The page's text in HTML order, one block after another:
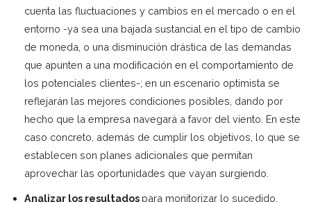
cuenta las fluctuaciones y cambios en el mercado o en el
entorno -ya sea una bajada sustancial en el tipo de cambio
de moneda, o una disminución drástica de las demandas
que apunten a una modificación en el comportamiento de
los potenciales clientes-; en un escenario optimista se
reflejarán las mejores condiciones posibles, dando por
hecho que la empresa navegará a favor del viento. En este
caso concreto, además de cumplir los objetivos, lo que se
establecen son planes adicionales que permitan
aprovechar las oportunidades que vayan surgiendo.
Analizar los resultados para monitorizar lo sucedido,